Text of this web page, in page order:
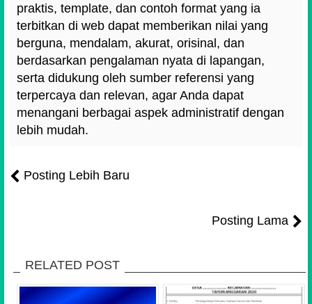
praktis, template, dan contoh format yang ia
terbitkan di web dapat memberikan nilai yang
berguna, mendalam, akurat, orisinal, dan
berdasarkan pengalaman nyata di lapangan,
serta didukung oleh sumber referensi yang
terpercaya dan relevan, agar Anda dapat
menangani berbagai aspek administratif dengan
lebih mudah.
Posting Lebih Baru
Posting Lama
RELATED POST